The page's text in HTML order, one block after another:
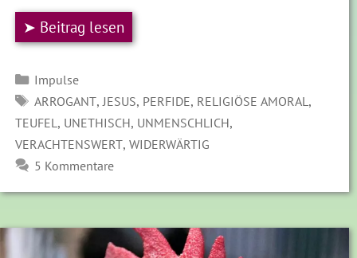
➤ Beitrag lesen
Kategorien
Impulse
SCHLAGWÖRTER
ARROGANT,JESUS, PERFIDE, RELIGIÖSE AMORAL,
TEUFEL, UNETHISCH, UNMENSCHLICH,
VERACHTENSWERT,WIDERWÄRTIG
5 Kommentare